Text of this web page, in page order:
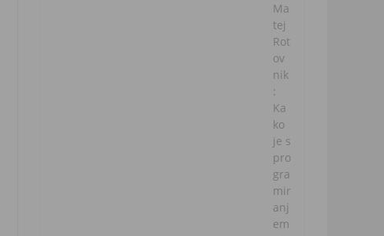
Ma
tej
Rot
ov
nik
:
Ka
ko
je s
pro
gra
mir
anj
em